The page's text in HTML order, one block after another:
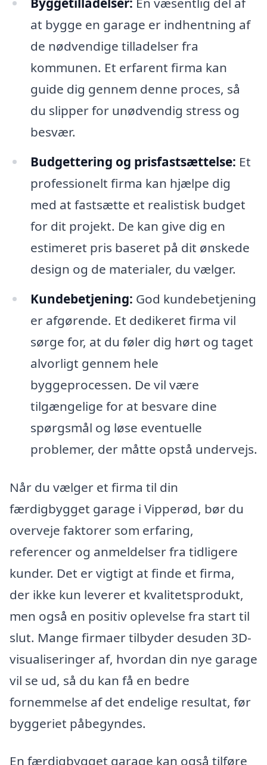
at bygge en garage er indhentning af
de nødvendige tilladelser fra
kommunen. Et erfarent firma kan
guide dig gennem denne proces, så
du slipper for unødvendig stress og
besvær.
Budgettering og prisfastsættelse: Et
professionelt firma kan hjælpe dig
med at fastsætte et realistisk budget
for dit projekt. De kan give dig en
estimeret pris baseret på dit ønskede
design og de materialer, du vælger.
Kundebetjening: God kundebetjening
er afgørende. Et dedikeret firma vil
sørge for, at du føler dig hørt og taget
alvorligt gennem hele
byggeprocessen. De vil være
tilgængelige for at besvare dine
spørgsmål og løse eventuelle
problemer, der måtte opstå undervejs.
Når du vælger et firma til din
færdigbygget garage i Vipperød, bør du
overveje faktorer som erfaring,
referencer og anmeldelser fra tidligere
kunder. Det er vigtigt at finde et firma,
der ikke kun leverer et kvalitetsprodukt,
men også en positiv oplevelse fra start til
slut. Mange firmaer tilbyder desuden 3D-
visualiseringer af, hvordan din nye garage
vil se ud, så du kan få en bedre
fornemmelse af det endelige resultat, før
byggeriet påbegyndes.
En færdigbygget garage kan også tilføre